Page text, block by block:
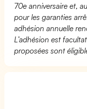
70e anniversaire et,
pour les garanties
adhésion annuelle
L’adhésion est
proposées sont